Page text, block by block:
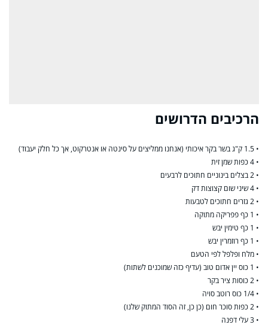
הרכיבים הדרושים
• 1.5 ק"ג בשר בקר איכותי (אנחנו ממליצים על סינטה או אנטרקוט, אך כל חלק יעבוד)
• 4 כפות שמן זית
• 2 בצלים בינוניים חתוכים לרבעים
• 4 שיני שום קצוצות דק
• 2 גזרים חתוכים לטבעות
• 1 כף פפריקה מתוקה
• 1 כף טימין יבש
• 1 כף רוזמרין יבש
• מלח ופלפל לפי הטעם
• 1 כוס יין אדום טוב (עדיף כזה שמוכנים לשתות)
• 2 כוסות ציר בקר
• 1/4 כוס רוטב סויה
• 2 כפות סוכר חום (כן כן, זה הסוד המתוק שלנו)
• 3 עלי דפנה